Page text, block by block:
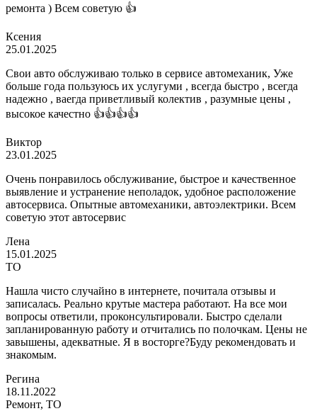
ремонта ) Всем советую 👍
Ксения
25.01.2025
Свои авто обслуживаю только в сервисе автомеханик, Уже
больше года пользуюсь их услугуми , всегда быстро , всегда
надежно , ваегда приветливый колектив , разумные цены ,
высокое качестно 👍👍👍👍
Виктор
23.01.2025
Очень понравилось обслуживание, быстрое и качественное
выявление и устранение неполадок, удобное расположение
автосервиса. Опытные автомеханики, автоэлектрики. Всем
советую этот автосервис
Лена
15.01.2025
ТО
Нашла чисто случайно в интернете, почитала отзывы и
записалась. Реально крутые мастера работают. На все мои
вопросы ответили, проконсультировали. Быстро сделали
запланированную работу и отчитались по полочкам. Цены не
завышены, адекватные. Я в восторге?Буду рекомендовать и
знакомым.
Регина
18.11.2022
Ремонт, ТО